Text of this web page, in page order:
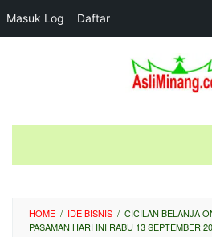
Masuk Log Daftar
HOME / IDE BISNIS / CICILAN BELANJA
PASAMAN HARI INI RABU 13 SEPTEMBER